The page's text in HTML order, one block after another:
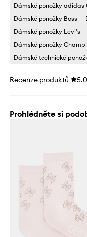
Dámské ponožky adidas
Dámské ponožky Boss
Dámské ponožky Levi's
Dámské ponožky
Dámské technické
Recenze produktů 5.0
Prohlédněte si